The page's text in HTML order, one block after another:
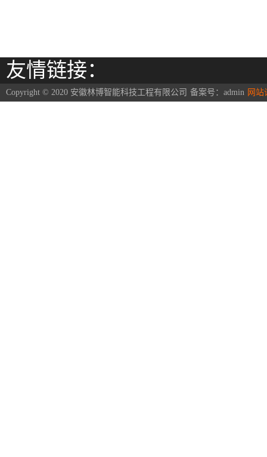
友情链接：
Copyright © 2020 安徽林博智能科技工程有限公司 备案号： admin 网站